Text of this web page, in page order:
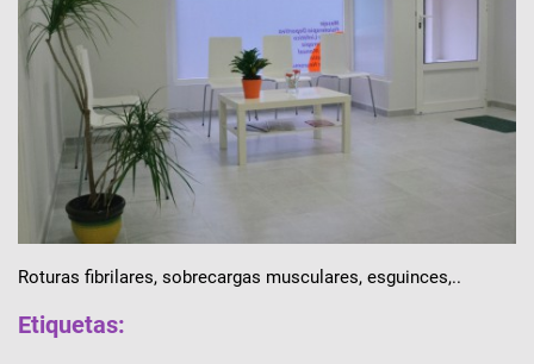
Roturas fibrilares, sobrecargas musculares, esguinces,..
Etiquetas: